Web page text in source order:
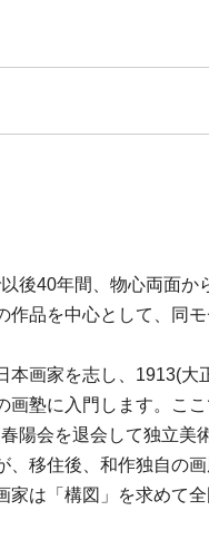
後40年間、物心両面
品を中心として、同
画家を志し、1913(
塾に入門します。こ
陽会を退会して独立
移住後、和作独自の
家は「構図」を求めて